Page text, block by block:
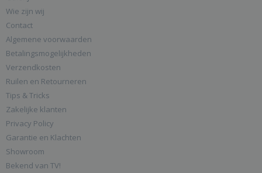
Wie zijn wij
Contact
Algemene voorwaarden
Betalingsmogelijkheden
Verzendkosten
Ruilen en Retourneren
Tips & Tricks
Zakelijke klanten
Privacy Policy
Garantie en Klachten
Showroom
Bekend van TV!